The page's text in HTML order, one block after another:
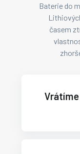
Baterie do
časem